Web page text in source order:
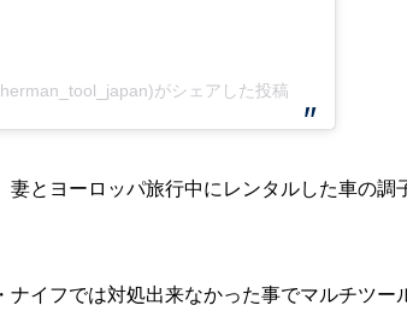
がシェアした投稿
とヨーロッパ旅行中にレンタルした車の
イフでは対処出来なかった事でマルチツ